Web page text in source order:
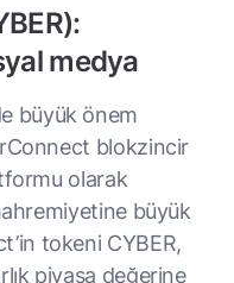
medya
büyük önem
blokzincir
olarak
büyük
tokeni CYBER,
piyasa değerine